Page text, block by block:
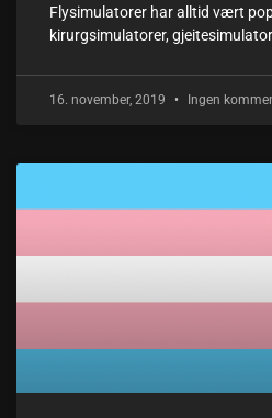
Flysimulatorer har alltid vært
kirurgsimulatorer,
16. november, 2019 Ingen